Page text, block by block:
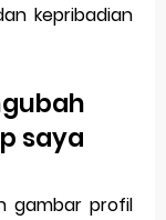
kepribadian
saya
gambar profil